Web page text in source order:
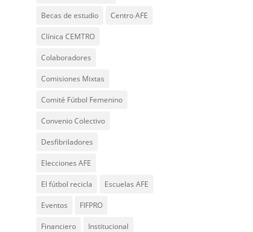
Becas de estudio Centro AFE
Clínica CEMTRO
Colaboradores
Comisiones Mixtas
Comité Fútbol Femenino
Convenio Colectivo
Desfibriladores
Elecciones AFE
El fútbol recicla Escuelas AFE
Eventos FIFPRO
Financiero Institucional